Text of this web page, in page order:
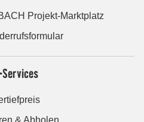
Projekt-Marktplatz
& Abholen